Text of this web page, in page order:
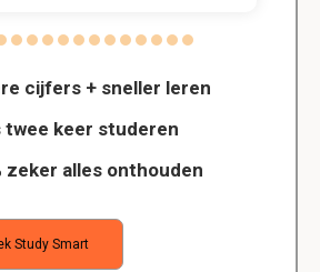
cijfers + sneller leren
twee keer studeren
zeker alles onthouden
Study Smart